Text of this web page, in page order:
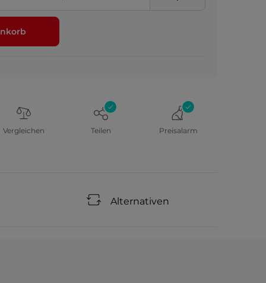
Vergleichen Teilen Preisalarm
Alternativen